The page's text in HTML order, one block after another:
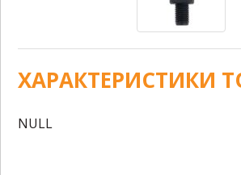
ХАРАКТЕРИСТИКИ
NULL